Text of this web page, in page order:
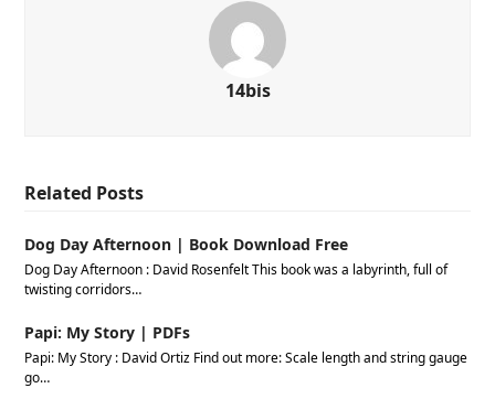
14bis
Related Posts
Dog Day Afternoon | Book Download Free
Dog Day Afternoon : David Rosenfelt This book was a labyrinth, full of
twisting corridors…
Papi: My Story | PDFs
Papi: My Story : David Ortiz Find out more: Scale length and string gauge
go…